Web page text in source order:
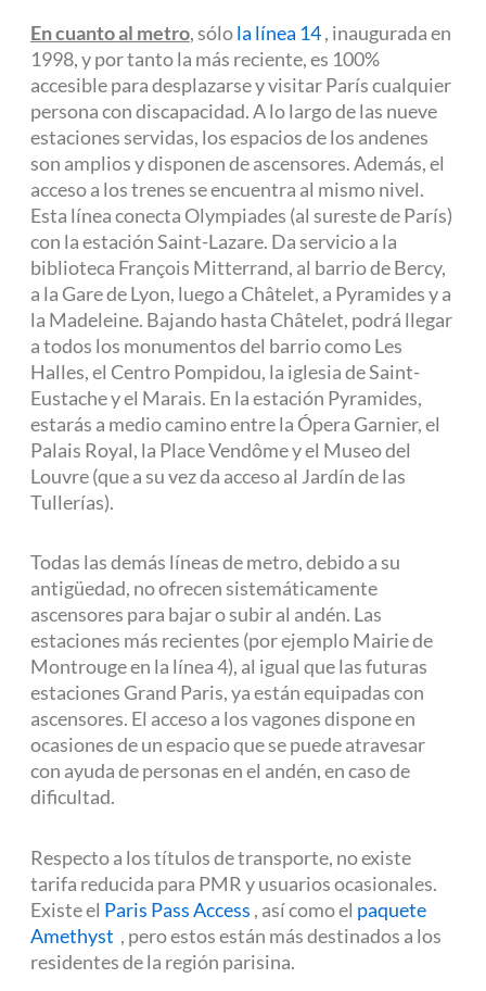
En cuantoal metro, sólola línea 14, inaugurada en
1998, y por tanto la más reciente, es 100%
accesible para desplazarse y visitar París cualquier
persona con discapacidad. A lo largo de las nueve
estaciones servidas, los espacios de los andenes
son amplios y disponen de ascensores. Además, el
acceso a los trenes se encuentra al mismo nivel.
Esta línea conecta Olympiades (al sureste de París)
con la estación Saint-Lazare. Da servicio a la
biblioteca François Mitterrand, al barrio de Bercy,
a la Gare de Lyon, luego a Châtelet, a Pyramides y a
la Madeleine. Bajando hasta Châtelet, podrá llegar
a todos los monumentos del barrio como Les
Halles, el Centro Pompidou, la iglesia de Saint-
Eustache y el Marais. En la estación Pyramides,
estarás a medio camino entre la Ópera Garnier, el
Palais Royal, la Place Vendôme y el Museo del
Louvre (que a su vez da acceso al Jardín de las
Tullerías).
Todas las demás líneas de metro, debido a su
antigüedad, no ofrecen sistemáticamente
ascensores para bajar o subir al andén. Las
estaciones más recientes (por ejemplo Mairie de
Montrouge en la línea 4), al igual que las futuras
estaciones Grand Paris, ya están equipadas con
ascensores. El acceso a los vagones dispone en
ocasiones de un espacio que se puede atravesar
con ayuda de personas en el andén, en caso de
dificultad.
Respecto a los títulos de transporte, no existe
tarifa reducida para PMR y usuarios ocasionales.
Existe el Paris Pass Access , así como el paquete
Amethyst , pero estos están más destinados a los
residentes de la región parisina.